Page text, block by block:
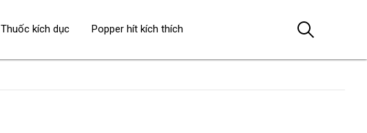
Thuốc kích dục Popper hít kích thích